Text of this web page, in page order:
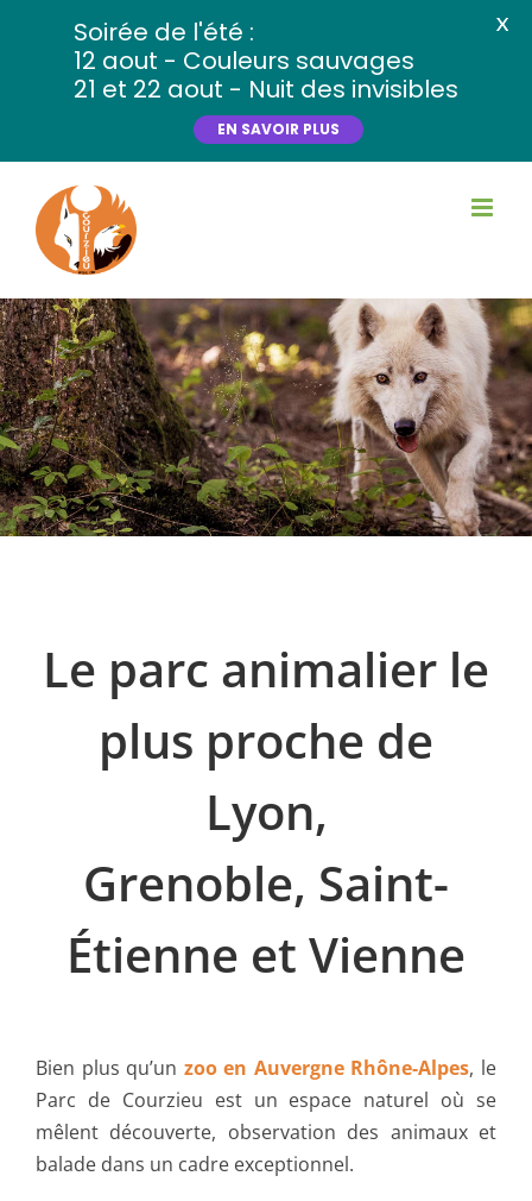
Le parc animalier le
plus proche de
Lyon,
Grenoble, Saint-
Étienne et Vienne
Bien plus qu’un zoo en Auvergne Rhône-Alpes, le
Parc de Courzieu est un espace naturel où se
mêlent découverte, observation des animaux et
balade dans un cadre exceptionnel.
Soirée de l'été :
12 aout - Couleurs sauvages
21 et 22 aout - Nuit des invisibles
EN SAVOIR PLUS
X